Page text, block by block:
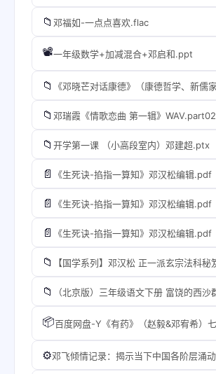
📁 邓福如-一点点喜欢.flac
📽️一年级数学+加减混合+邓启和.ppt
📁
📁 邓瑞霞《情歌恋曲 第一辑》WAV.part02
📁 开学第一课 （小高段室内）邓建超.ptx
📄 《生死诀-掐指一算知》邓汉松编辑.pdf
📄 《生死诀-掐指一算知》邓汉松编辑.pdf
📄 《生死诀-掐指一算知》邓汉松编辑.pdf
📁
📁
📦
⚙️